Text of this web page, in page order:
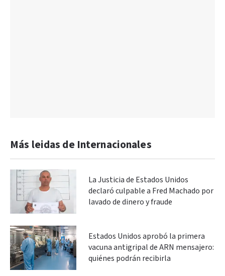
Más leidas de Internacionales
La Justicia de Estados Unidos
declaró culpable a Fred Machado por
lavado de dinero y fraude
Estados Unidos aprobó la primera
vacuna antigripal de ARN mensajero:
quiénes podrán recibirla